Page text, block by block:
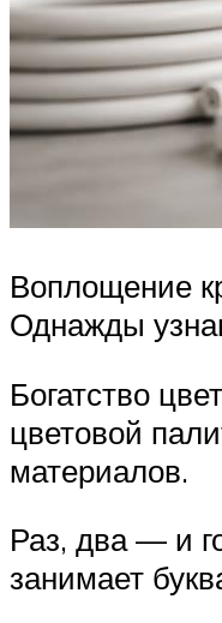
Воплощение
Однажды
Богатство
цветовой
материалов.
Раз, два — и
занимает